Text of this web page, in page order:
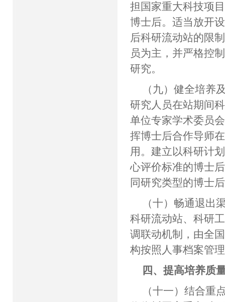
担国家重大科技项
博士后。适当放开
后科研流动站的限
员为主，并严格控
研究。
（九）健全培养
研究人员在站期间
单位专家学术委员
挥博士后合作导师
用。建立以科研计
心评价标准的博士
同研究类型的博士
（十）畅通退出
科研流动站、科研
调联动机制，由全
构按照人事档案管
四、提高培养质
（十一）结合重